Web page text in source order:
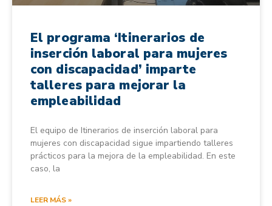
El programa ‘Itinerarios de
inserción laboral para mujeres
con discapacidad’ imparte
talleres para mejorar la
empleabilidad
El equipo de Itinerarios de inserción laboral para
mujeres con discapacidad sigue impartiendo talleres
prácticos para la mejora de la empleabilidad. En este
caso, la
LEER MÁS »